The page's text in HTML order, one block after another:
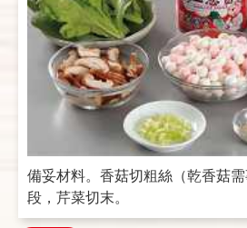
備妥材料。香菇切粗絲（乾香菇
段，芹菜切末。